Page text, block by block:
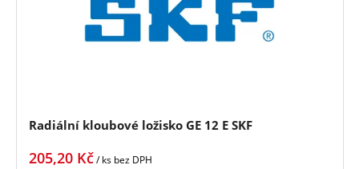
Radiální kloubové ložisko GE 12 E SKF
205,20 Kč/ ks bez DPH